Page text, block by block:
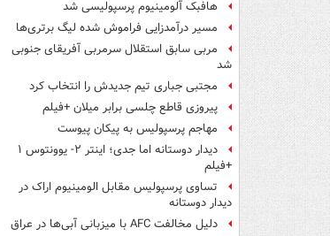
هافبک آلومینیوم پرسپولیسی شد
مسیر درآمدزایی فراموش شده لیگ برتری‌ها
مربی سابق استقلال سرمربی آفریقای جنوبی
شد
مجتبی جباری تیم جدیدش را انتخاب کرد
پیروزی قاطع چلسی برابر میلان +فیلم
مهاجم پرسپولیس به پیکان پیوست
دیدار دوستانه اما جدی؛ اینتر ۲- یوونتوس ۱
+فیلم
تساوی پرسپولیس مقابل الومینیوم اراک در
دیدار دوستانه
دلیل مخالفت AFC با میزبانی آبی‌ها در عراق